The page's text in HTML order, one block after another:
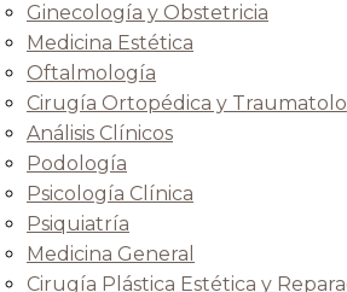
Ginecología y Obstetricia
Medicina Estética
Oftalmología
Cirugía Ortopédica y
Análisis Clínicos
Podología
Psicología Clínica
Psiquiatría
Medicina General
Cirugía Plástica Estética y